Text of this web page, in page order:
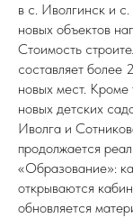
в с. Иволгинск и
новых объектов
Стоимость
составляет более
новых мест. Кроме
новых детских
Иволга и
продолжается
«Образование»:
открываются
обновляется